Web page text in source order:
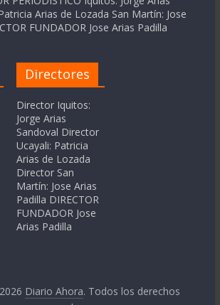
Arias de Lozada San Martín: Jose
FUNDADOR Jose Arias Padilla
Directores
Director Iquitos:
Jorge Arias
Sandoval Director
Ucayali: Patricia
Arias de Lozada
Director San
Martín: Jose Arias
Padilla DIRECTOR
FUNDADOR Jose
Arias Padilla
Diario Ahora. Todos los derechos